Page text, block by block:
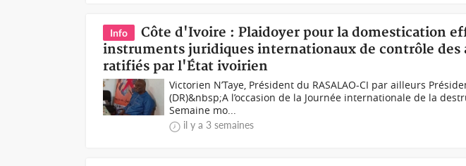
Info
Côte d'Ivoire : Plaidoyer pour la domestication
instruments juridiques internationaux de contrôle des
ratifiés par l'État ivoirien
Victorien N’Taye, Président du RASALAO-CI par ailleurs
(DR)&nbsp;A l’occasion de la Journée internationale de la
Semaine mo...
il y a 3 semaines